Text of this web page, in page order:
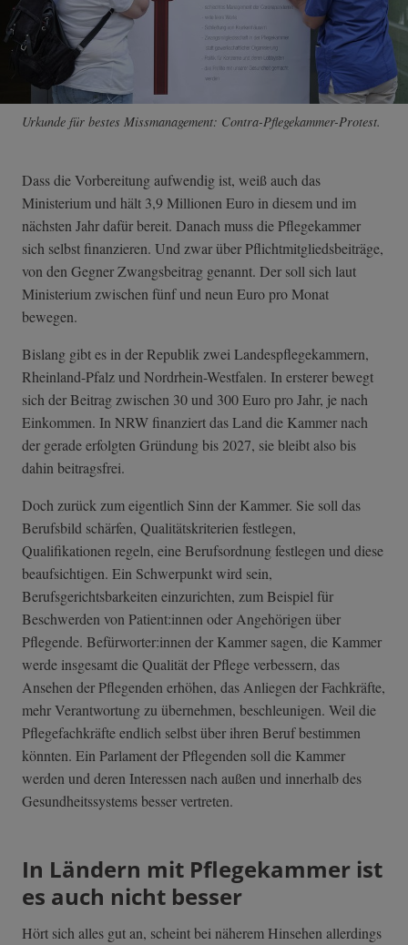
Urkunde für bestes Missmanagement: Contra-Pflegekammer-Protest.
Dass die Vorbereitung aufwendig ist, weiß auch das
Ministerium und hält 3,9 Millionen Euro in diesem und im
nächsten Jahr dafür bereit. Danach muss die Pflegekammer
sich selbst finanzieren. Und zwar über Pflichtmitgliedsbeiträge,
von den Gegner Zwangsbeitrag genannt. Der soll sich laut
Ministerium zwischen fünf und neun Euro pro Monat
bewegen.
Bislang gibt es in der Republik zwei Landespflegekammern,
Rheinland-Pfalz und Nordrhein-Westfalen. In ersterer bewegt
sich der Beitrag zwischen 30 und 300 Euro pro Jahr, je nach
Einkommen. In NRW finanziert das Land die Kammer nach
der gerade erfolgten Gründung bis 2027, sie bleibt also bis
dahin beitragsfrei.
Doch zurück zum eigentlich Sinn der Kammer. Sie soll das
Berufsbild schärfen, Qualitätskriterien festlegen,
Qualifikationen regeln, eine Berufsordnung festlegen und diese
beaufsichtigen. Ein Schwerpunkt wird sein,
Berufsgerichtsbarkeiten einzurichten, zum Beispiel für
Beschwerden von Patient:innen oder Angehörigen über
Pflegende. Befürworter:innen der Kammer sagen, die Kammer
werde insgesamt die Qualität der Pflege verbessern, das
Ansehen der Pflegenden erhöhen, das Anliegen der Fachkräfte,
mehr Verantwortung zu übernehmen, beschleunigen. Weil die
Pflegefachkräfte endlich selbst über ihren Beruf bestimmen
könnten. Ein Parlament der Pflegenden soll die Kammer
werden und deren Interessen nach außen und innerhalb des
Gesundheitssystems besser vertreten.
In Ländern mit Pflegekammer ist
es auch nicht besser
Hört sich alles gut an, scheint bei näherem Hinsehen allerdings